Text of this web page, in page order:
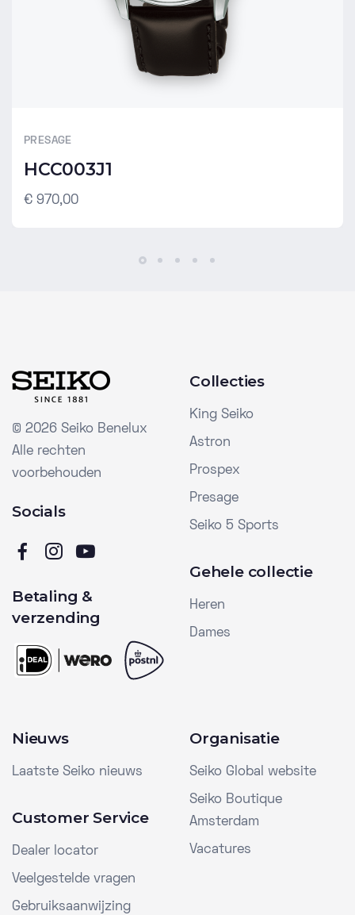
PRESAGE
HCC003J1
€ 970,00
© 2026 Seiko Benelux
Alle rechten
voorbehouden
Socials
Betaling &
verzending
Collecties
King Seiko
Astron
Prospex
Presage
Seiko 5 Sports
Gehele collectie
Heren
Dames
Nieuws
Laatste Seiko nieuws
Customer Service
Dealer locator
Veelgestelde vragen
Gebruiksaanwijzing
Organisatie
Seiko Global website
Seiko Boutique
Amsterdam
Vacatures